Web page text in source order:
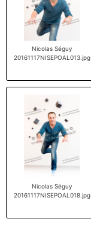
Nicolas Séguy
20161117NISEPOAL013.jpg
Nicolas Séguy
20161117NISEPOAL018.jpg